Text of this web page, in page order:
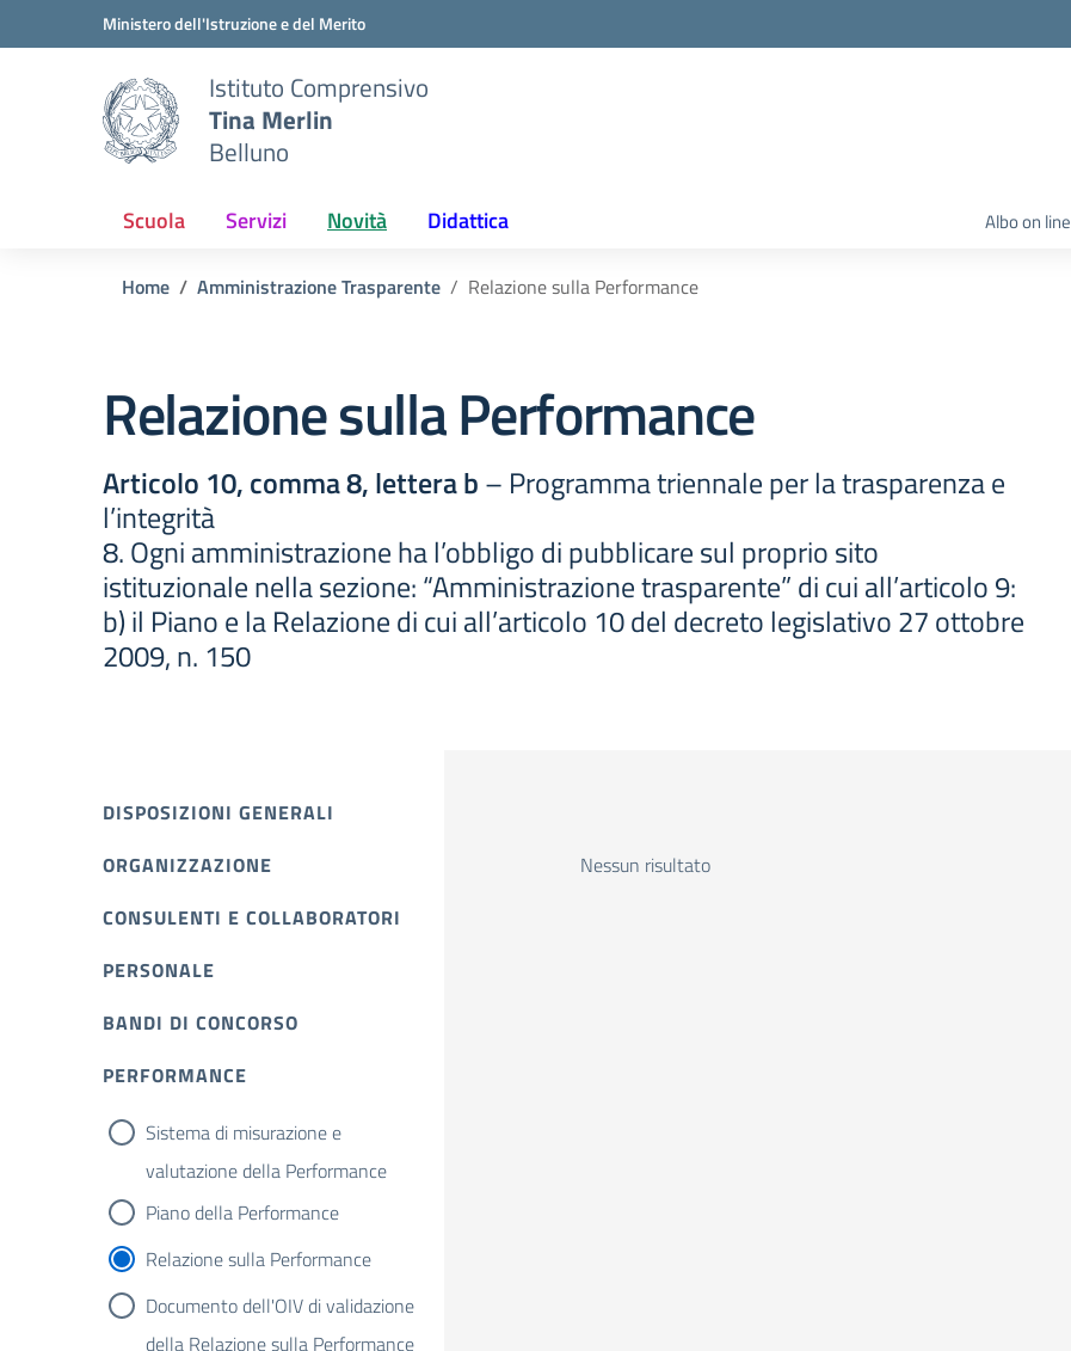
Vai ai contenuti
Vai al menu di navigazioneMinistero dell'Istruzione e del Merito
Istituto Comprensivo
Tina Merlin
Belluno
Scuola Servizi Novità Didattica Albo on line
Home Amministrazione Trasparente Relazione sulla Performance
Relazione sulla Performance
Articolo 10, comma 8, lettera b– Programma triennale per la trasparenza e
l’integrità
8. Ogni amministrazione ha l’obbligo di pubblicare sul proprio sito
istituzionale nella sezione: “Amministrazione trasparente” di cui all’articolo 9:
b) il Piano e la Relazione di cui all’articolo 10 del decreto legislativo 27 ottobre
2009, n. 150
DISPOSIZIONI GENERALI
ORGANIZZAZIONE
CONSULENTI E COLLABORATORI
PERSONALE
BANDI DI CONCORSO
PERFORMANCE
Sistema di misurazione e
valutazione della Performance
Piano della Performance
Relazione sulla Performance
Documento dell'OIV di validazione
della Relazione sulla Performance
Nessun risultato